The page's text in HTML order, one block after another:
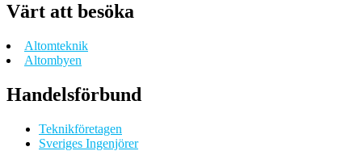
Värt att besöka
Altomteknik
Altombyen
Handelsförbund
Teknikföretagen
Sveriges Ingenjörer